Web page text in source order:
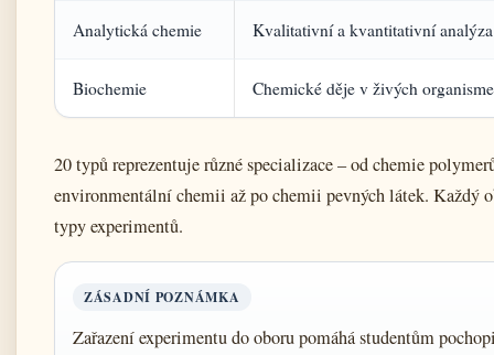
Analytická chemie Kvalitativní a kvantitativní analýza
Biochemie Chemické děje v živých
20 typů reprezentuje různé specializace – od chemie
environmentální chemii až po chemii pevných látek. Každý
typy experimentů.
ZÁSADNÍ POZNÁMKA
Zařazení experimentu do oboru pomáhá studentům